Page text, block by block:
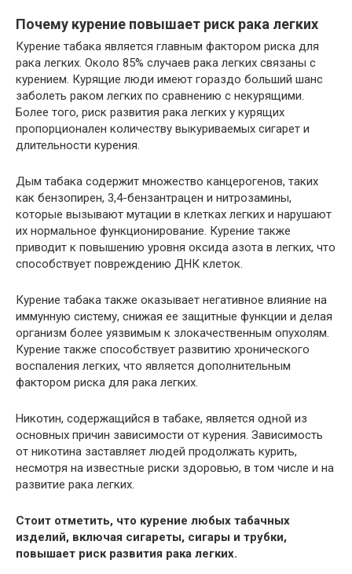
Почему курение повышает риск рака легких
Курение табака является главным фактором риска для
рака легких. Около 85% случаев рака легких связаны с
курением. Курящие люди имеют гораздо больший шанс
заболеть раком легких по сравнению с некурящими.
Более того, риск развития рака легких у курящих
пропорционален количеству выкуриваемых сигарет и
длительности курения.
Дым табака содержит множество канцерогенов, таких
как бензопирен, 3,4-бензантрацен и нитрозамины,
которые вызывают мутации в клетках легких и нарушают
их нормальное функционирование. Курение также
приводит к повышению уровня оксида азота в легких, что
способствует повреждению ДНК клеток.
Курение табака также оказывает негативное влияние на
иммунную систему, снижая ее защитные функции и делая
организм более уязвимым к злокачественным опухолям.
Курение также способствует развитию хронического
воспаления легких, что является дополнительным
фактором риска для рака легких.
Никотин, содержащийся в табаке, является одной из
основных причин зависимости от курения. Зависимость
от никотина заставляет людей продолжать курить,
несмотря на известные риски здоровью, в том числе и на
развитие рака легких.
Стоит отметить, что курение любых табачных
изделий, включая сигареты, сигары и трубки,
повышает риск развития рака легких.